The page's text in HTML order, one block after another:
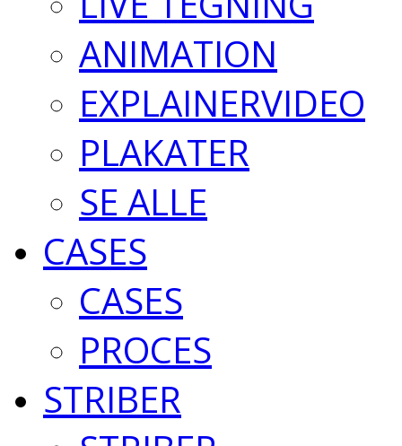
ANIMATION
EXPLAINERVIDEO
PLAKATER
SE ALLE
CASES
CASES
PROCES
STRIBER